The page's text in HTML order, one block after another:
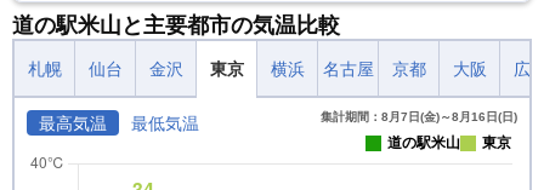
道の駅米山と主要都市の気温比較
札幌 仙台 金沢 東京 横浜 名古屋 京都 大阪 広
最高気温 最低気温 集計期間：8月7日(金)～8月16日(日)
道の駅米山 東京